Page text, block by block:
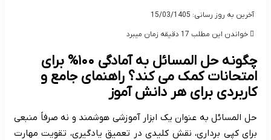
آخرین به روز رسانی: 15/03/1405
خواندن این مطلب 17 دقیقه زمان میبرد
چگونه حل المسائل به آمادگی ۱۰۰% برای
امتحانات کمک می کند؟ راهنمای جامع و
کاربردی برای هر دانش آموز
حل المسائل به عنوان یک ابزار آموزشی هوشمند و نه صرفاً منبعی
برای کپی برداری، نقش کلیدی در تعمیق یادگیری، تقویت مهارت